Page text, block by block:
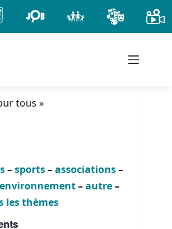
tous »
–sports–associations–
environnement–autre–
les thèmes